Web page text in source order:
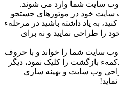
سایت شما وارد می شوند.
سایت خود در موتورهای جستجو
به یاد داشته باشید در مرحلهء
را طراحی نمایید و نه برای
از مطالب وب سایت شما را خواند و با حروف
بازگشت را کلیک نمود، دیگر
وب سایت و بهینه سازی